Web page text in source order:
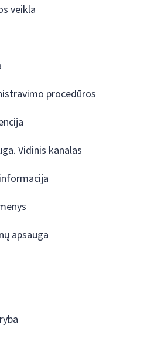
veikla
procedūros
Vidinis kanalas
apsauga